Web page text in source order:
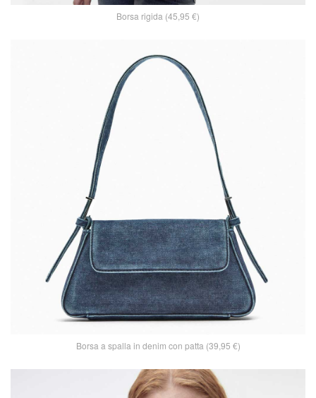
Borsa rigida (45,95 €)
Borsa a spalla in denim con patta (39,95 €)